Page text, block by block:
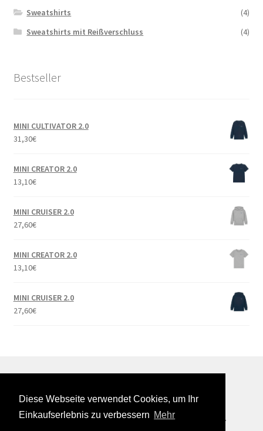
Diese Webseite verwendet Cookies, um Ihr
Einkaufserlebnis zu verbessern Mehr
Sweatshirts
(4)
Sweatshirts mit Reißverschluss
(4)
Bestseller
MINI CULTIVATOR 2.0
31,30€
MINI CREATOR 2.0
13,10€
MINI CRUISER 2.0
27,60€
MINI CREATOR 2.0
13,10€
MINI CRUISER 2.0
27,60€
© Onlineshop - Kreuzherrenschule Brüggen 2026
Datenschutzerklärung
Erstellt mit WooCommerce .